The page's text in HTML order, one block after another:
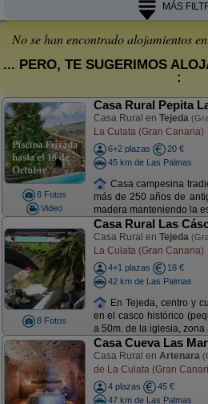
MÁS
No se han encontrado alojamientos en
... PERO, TE SUGERIMOS
:
8 Fotos
Video
Casa Rural Pepita
Casa Rural en Tejeda
La Culata (Gran Canaria)
6+2 plazas
20 €
45 km de Las Palmas
Casa campesina
más de 250 años de
madera manteniendo la
8 Fotos
Casa Rural Las
Casa Rural en Tejeda
La Culata (Gran Canaria)
4+1 plazas
18 €
42 km de Las Palmas
En Tejeda, centro y
en el casco histórico
a 50m. de la iglesia, zona
Casa Cueva Las
Casa Rural en Artenara
de La Culata (Gran
4 plazas
45 €
47 km de Las Palmas